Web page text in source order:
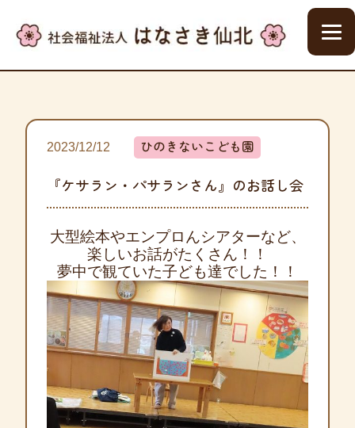
2023/12/12 ひのきないこども園
『ケサラン・パサランさん』のお話し会
大型絵本やエンプロんシアターなど、
楽しいお話がたくさん！！
夢中で観ていた子ども達でした！！